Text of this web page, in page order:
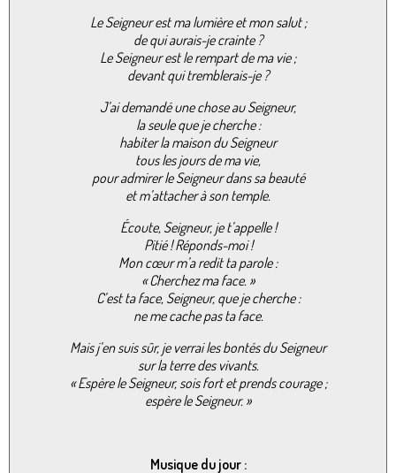
Le Seigneur est ma lumière et mon salut ;
de qui aurais-je crainte ?
Le Seigneur est le rempart de ma vie ;
devant qui tremblerais-je ?
J’ai demandé une chose au Seigneur,
la seule que je cherche :
habiter la maison du Seigneur
tous les jours de ma vie,
pour admirer le Seigneur dans sa beauté
et m’attacher à son temple.
Écoute, Seigneur, je t’appelle !
Pitié ! Réponds-moi !
Mon cœur m’a redit ta parole :
« Cherchez ma face. »
C’est ta face, Seigneur, que je cherche :
ne me cache pas ta face.
Mais j’en suis sûr, je verrai les bontés du Seigneur
sur la terre des vivants.
« Espère le Seigneur, sois fort et prends courage ;
espère le Seigneur. »
Musique du jour :